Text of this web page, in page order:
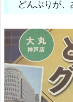
どんぶりが、